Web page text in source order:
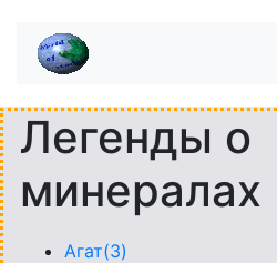
Легенды о
минералах
Агат(3)